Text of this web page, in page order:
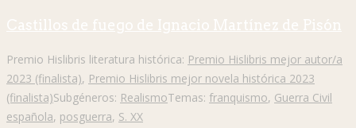
Castillos de fuego de Ignacio Martínez de Pisón
Premio Hislibris literatura histórica: Premio Hislibris mejor autor/a
2023 (finalista), Premio Hislibris mejor novela histórica 2023
(finalista)Subgéneros: RealismoTemas: franquismo, Guerra Civil
española, posguerra, S. XX